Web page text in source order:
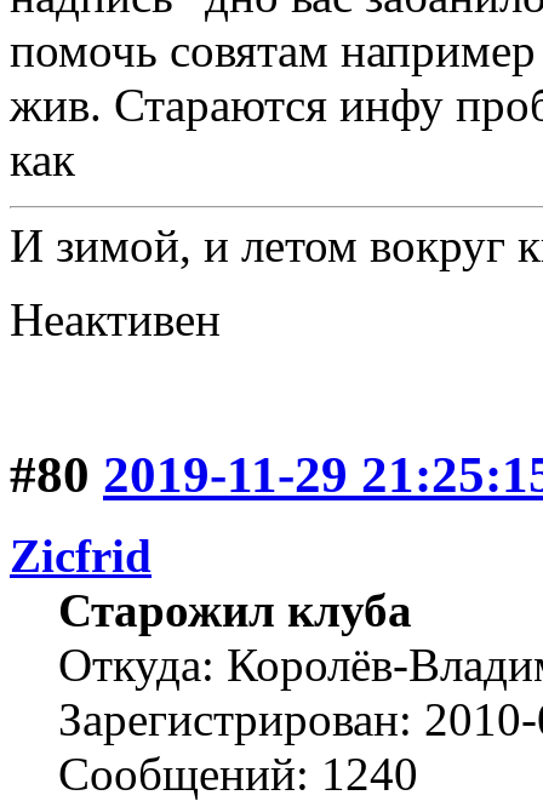
помочь совятам
жив. Стараются инфу
как
И зимой, и летом вокруг
Неактивен
#80 2019-11-29
Zicfrid
Старожил клуба
Откуда: Королёв-
Зарегистрирован:
Сообщений: 1240